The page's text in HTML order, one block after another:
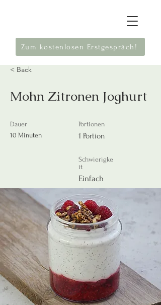
Zum kostenlosen Erstgespräch!
< Back
Mohn Zitronen Joghurt
Dauer
10 Minuten
Portionen
1 Portion
Schwierigke
it
Einfach